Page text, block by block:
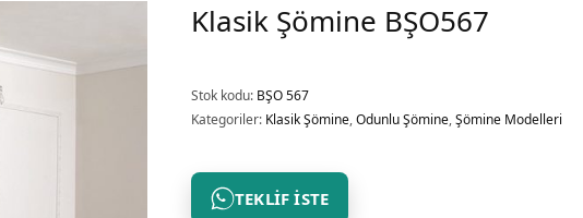
Klasik Şömine BŞO567
Stok kodu: BŞO 567
Kategoriler: Klasik Şömine,Odunlu Şömine,Şömine Modelleri
TEKLIF İSTE